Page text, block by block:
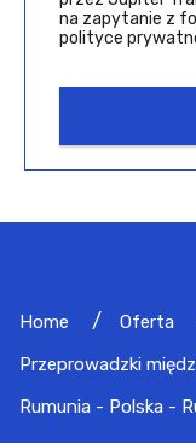
na zapytanie z
polityce
Home
Oferta
Przeprowadzki
Rumunia - Polska -